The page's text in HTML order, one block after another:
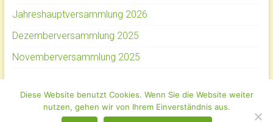
Jahreshauptversammlung 2026
Dezemberversammlung 2025
Novemberversammlung 2025
Copyright © 2026Wittinger LandFrauen. Alle Rechte vorbehalten.
Theme:Accelerate von ThemeGrill. Powered byWordPress
Diese Website benutzt Cookies. Wenn Sie die Website weiter
nutzen, gehen wir von Ihrem Einverständnis aus.